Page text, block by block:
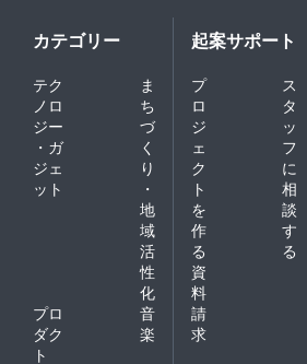
繋げ、子どもの居場所
を点在化することを目
法人豊島子どもＷＡＫ
ＵＷＡＫＵネットワー
ク」理事長。民生児童
委員。 このメッ
セージは今年制作した
ガイドブックに掲載し
ております。支援をい
ただいた方には５部ず
つお送りさせていただ
きます。 残り２
レイデー事務局の嶋村
さん、林さんと杉本で
告知を行い、さらに近
隣の小学校にもポス
ター貼りも行い仕込み
はできたかなと思いま
つでしたが、縮小開催
かと悩んでいたとこ
ろ、仲間の一人が外の
方がやはり映えますと
の一言で当初の予定通
カテゴリー
テク
ノロ
ジー
・ガ
ジェ
ット
ま
ち
づ
く
り
・
地
域
活
性
化
プロ
ダク
ト
音
楽
起案サポート
プ
ロ
ジ
ェ
ク
ト
を
作
る
ス
タ
ッ
フ
に
相
談
す
る
資
料
請
求